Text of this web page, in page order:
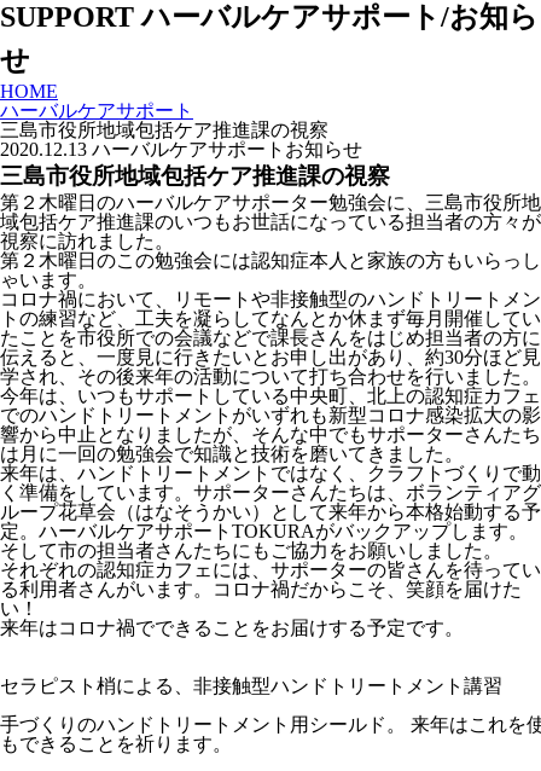
SUPPORT ハーバルケアサポート/お知ら
せ
HOME
ハーバルケアサポート
三島市役所地域包括ケア推進課の視察
2020.12.13 ハーバルケアサポート お知らせ
三島市役所地域包括ケア推進課の視察
第２木曜日のハーバルケアサポーター勉強会に、三島市役所地
域包括ケア推進課のいつもお世話になっている担当者の方々が
視察に訪れました。
第２木曜日のこの勉強会には認知症本人と家族の方もいらっし
ゃいます。
コロナ禍において、リモートや非接触型のハンドトリートメン
トの練習など、工夫を凝らしてなんとか休まず毎月開催してい
たことを市役所での会議などで課長さんをはじめ担当者の方に
伝えると、一度見に行きたいとお申し出があり、約30分ほど見
学され、その後来年の活動について打ち合わせを行いました。
今年は、いつもサポートしている中央町、北上の認知症カフェ
でのハンドトリートメントがいずれも新型コロナ感染拡大の影
響から中止となりましたが、そんな中でもサポーターさんたち
は月に一回の勉強会で知識と技術を磨いてきました。
来年は、ハンドトリートメントではなく、クラフトづくりで動
く準備をしています。サポーターさんたちは、ボランティアグ
ループ花草会（はなそうかい）として来年から本格始動する予
定。ハーバルケアサポートTOKURAがバックアップします。
そして市の担当者さんたちにもご協力をお願いしました。
それぞれの認知症カフェには、サポーターの皆さんを待ってい
る利用者さんがいます。コロナ禍だからこそ、笑顔を届けた
い！
来年はコロナ禍でできることをお届けする予定です。
セラピスト梢による、非接触型ハンドトリートメント講習
手づくりのハンドトリートメント用シールド。 来年はこれを
もできることを祈ります。